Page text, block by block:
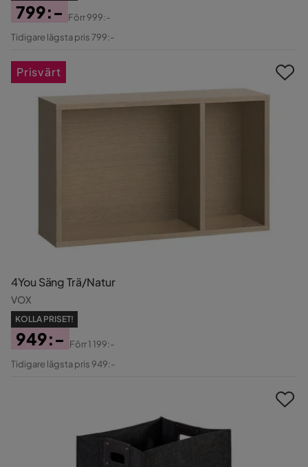
Pris
799:-
Original
Förr999:-
Tidigare lägsta pris 799:-
4You Säng Trä/Natur
VOX
KOLLA PRISET!
Pris
949:-
Original
Förr1 199:-
Tidigare lägsta pris 949:-
Prisvärt